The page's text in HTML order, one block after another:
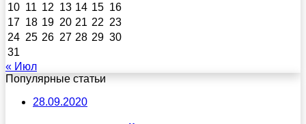
10 11 12 13 14 15 16
17 18 19 20 21 22 23
24 25 26 27 28 29 30
31
« Июл
Популярные статьи
28.09.2020